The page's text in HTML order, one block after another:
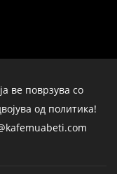
ве поврзува со
од политика!